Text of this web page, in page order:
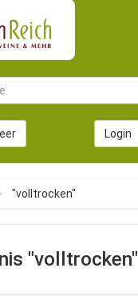
Login
"volltrocken"
"volltrocken"